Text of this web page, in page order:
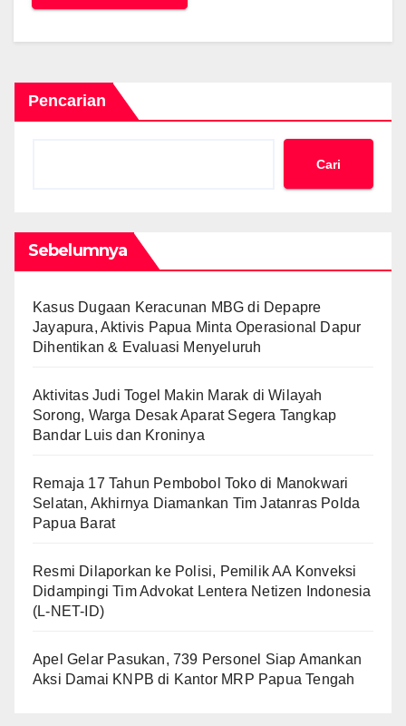
Pencarian
Cari
Sebelumnya
Kasus Dugaan Keracunan MBG di Depapre
Jayapura, Aktivis Papua Minta Operasional Dapur
Dihentikan & Evaluasi Menyeluruh
Aktivitas Judi Togel Makin Marak di Wilayah
Sorong, Warga Desak Aparat Segera Tangkap
Bandar Luis dan Kroninya
Remaja 17 Tahun Pembobol Toko di Manokwari
Selatan, Akhirnya Diamankan Tim Jatanras Polda
Papua Barat
Resmi Dilaporkan ke Polisi, Pemilik AA Konveksi
Didampingi Tim Advokat Lentera Netizen Indonesia
(L-NET-ID)
Apel Gelar Pasukan, 739 Personel Siap Amankan
Aksi Damai KNPB di Kantor MRP Papua Tengah